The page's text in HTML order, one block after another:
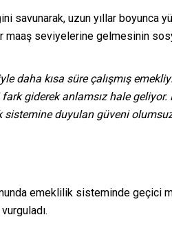
savunarak, uzun yıllar boyunca
maaş seviyelerine gelmesinin
daha kısa süre çalışmış
giderek anlamsız hale
duyulan güveni
emeklilik sisteminde geçici